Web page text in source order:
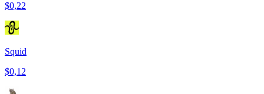
$0,22
Squid
$0,12